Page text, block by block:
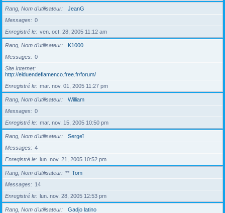
Rang, Nom d’utilisateur
JeanG
Messages
0
Enregistré le
ven. oct. 28, 2005 11:12 am
Rang, Nom d’utilisateur
K1000
Messages
0
Site Internet
http://elduendeflamenco.free.fr/forum/
Enregistré le
mar. nov. 01, 2005 11:27 pm
Rang, Nom d’utilisateur
William
Messages
0
Enregistré le
mar. nov. 15, 2005 10:50 pm
Rang, Nom d’utilisateur
Sergeï
Messages
4
Enregistré le
lun. nov. 21, 2005 10:52 pm
Rang, Nom d’utilisateur ** Tom
Messages
14
Enregistré le
lun. nov. 28, 2005 12:53 pm
Rang, Nom d’utilisateur
Gadjo latino